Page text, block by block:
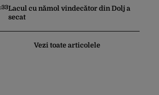
unor fisuri în structura aeronavelor
Lacul cu nămol vindecător din Dolj a
secat
Vezi toate articolele